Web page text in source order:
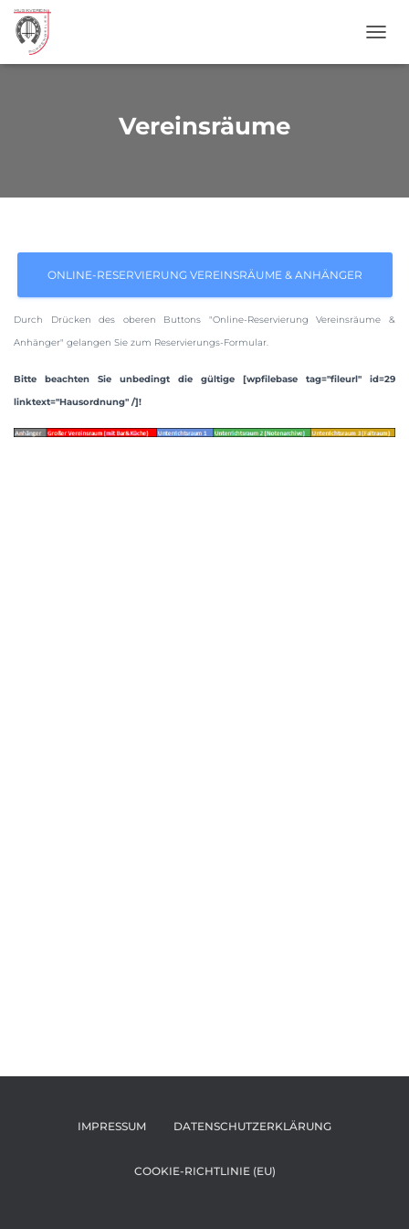
Vereinsräume
Durch Drücken des oberen Buttons "Online-Reservierung Vereinsräume &
Anhänger" gelangen Sie zum Reservierungs-Formular.
Bitte beachten Sie unbedingt die gültige [wpfilebase tag="fileurl" id=29
linktext="Hausordnung" /]!
IMPRESSUM DATENSCHUTZERKLÄRUNG
COOKIE-RICHTLINIE (EU)